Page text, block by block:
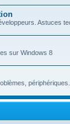
Astuces
sur Windows 8
périphériques.